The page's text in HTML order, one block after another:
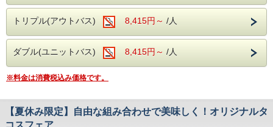
みなさまが楽しめるお食事を
多数ご用意しております。
そしてなんといってもアルコール！
生ビール(アサヒスーパードライ)をはじめ
ワインや焼酎、日本酒などが飲み放題で
お楽しみいただけます。
飲み過ぎにはお気を付けくださいませ・・・
食べて、飲んで、温泉で癒されてください。
もちろん追加料金はございません！
温泉でゆっくりと日頃の疲れを癒してください。
飲み過ぎにはお気を付けくださいませ・・・
温泉でゆっくりと日頃の疲れを癒してください。
＜オススメの観光施設＞
谷川岳ヨッホ
当館から車で約10分
ロープウェイとリフトで上ると、
展望台のカフェで一休みしたら、
2000m級の山々を眺めながら
トリプル(アウトバス) 8,415円～ /人
ダブル(ユニットバス) 8,415円～ /人
※料金は消費税込み価格です。
【夏休み限定】自由な組み合わせで美味しく！オリジナルタ
コスフェア